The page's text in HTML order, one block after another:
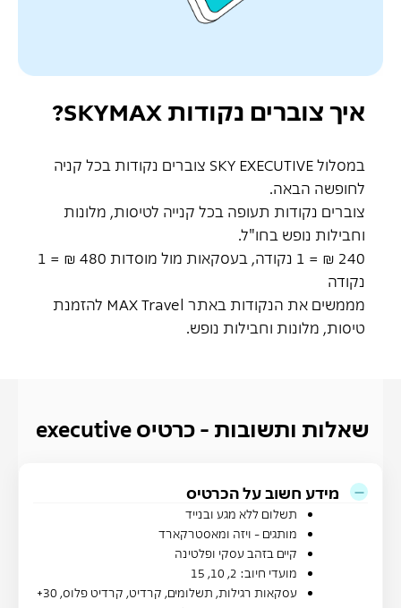
איך צוברים נקודות SKYMAX?
במסלול SKY EXECUTIVE צוברים נקודות בכל קניה
לחופשה הבאה.
צוברים נקודות תעופה בכל קנייה לטיסות, מלונות
וחבילות נופש בחו"ל.
240 ₪ = 1 נקודה, בעסקאות מול מוסדות 480 ₪ = 1
נקודה
מממשים את הנקודות באתר MAX Travel להזמנת
טיסות, מלונות וחבילות נופש.
שאלות ותשובות - כרטיס executive
מידע חשוב על הכרטיס
תשלום ללא מגע ובנייד
מותגים - ויזה ומאסטרקארד
קיים בזהב עסקי ופלטינה​
מועדי חיוב: 2, 10, 15
עסקאות רגילות, תשלומים, קרדיט, קרדיט פלוס, 30+